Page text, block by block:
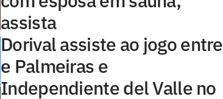
assista
Dorival assiste ao jogo entre
e Palmeiras e
Independiente del Valle no